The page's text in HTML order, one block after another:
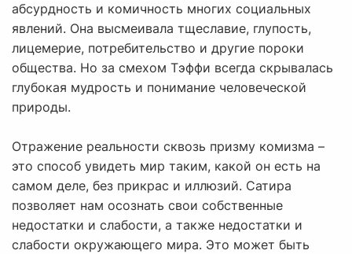
абсурдность и комичность многих социальных
явлений. Она высмеивала тщеславие, глупость,
лицемерие, потребительство и другие пороки
общества. Но за смехом Тэффи всегда скрывалась
глубокая мудрость и понимание человеческой
природы.
Отражение реальности сквозь призму комизма –
это способ увидеть мир таким, какой он есть на
самом деле, без прикрас и иллюзий. Сатира
позволяет нам осознать свои собственные
недостатки и слабости, а также недостатки и
слабости окружающего мира. Это может быть